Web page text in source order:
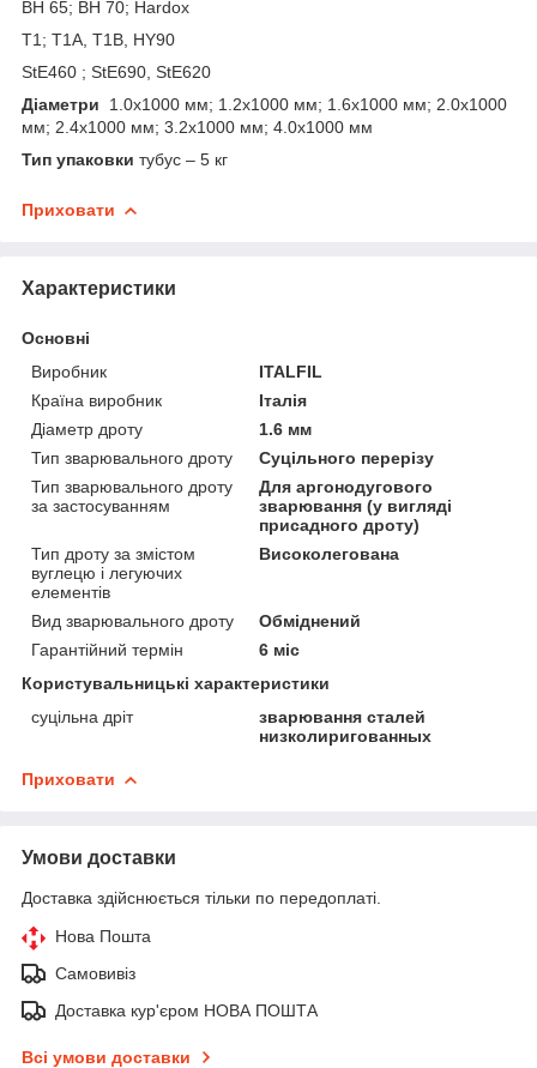
BH 65; BH 70; Hardox
T1; T1A, T1B, HY90
StE460 ; StE690, StE620
Діаметри
1.0x1000 мм; 1.2x1000 мм; 1.6x1000 мм; 2.0x1000
мм; 2.4x1000 мм; 3.2x1000 мм; 4.0x1000 мм
Тип упаковки тубус – 5 кг
Приховати
Характеристики
Основні
Виробник
ITALFIL
Країна виробник
Італія
Діаметр дроту
1.6 мм
Тип зварювального дроту
Суцільного перерізу
Тип зварювального дроту
за застосуванням
Для аргонодугового
зварювання (у вигляді
присадного дроту)
Тип дроту за змістом
вуглецю і легуючих
елементів
Високолегована
Вид зварювального дроту
Обміднений
Гарантійний термін
6 міс
Користувальницькі характеристики
суцільна дріт
зварювання сталей
низколиригованных
Приховати
Умови доставки
Доставка здійснюється тільки по передоплаті.
Нова Пошта
Самовивіз
Доставка кур'єром НОВА ПОШТА
Всі умови доставки